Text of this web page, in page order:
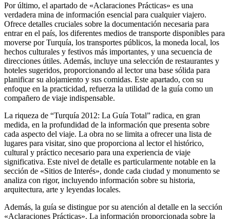
Por último, el apartado de «Aclaraciones Prácticas» es una
verdadera mina de información esencial para cualquier viajero.
Ofrece detalles cruciales sobre la documentación necesaria para
entrar en el país, los diferentes medios de transporte disponibles para
moverse por Turquía, los transportes públicos, la moneda local, los
hechos culturales y festivos más importantes, y una secuencia de
direcciones útiles. Además, incluye una selección de restaurantes y
hoteles sugeridos, proporcionando al lector una base sólida para
planificar su alojamiento y sus comidas. Este apartado, con su
enfoque en la practicidad, refuerza la utilidad de la guía como un
compañero de viaje indispensable.
La riqueza de “Turquía 2012: La Guía Total” radica, en gran
medida, en la profundidad de la información que presenta sobre
cada aspecto del viaje. La obra no se limita a ofrecer una lista de
lugares para visitar, sino que proporciona al lector el histórico,
cultural y práctico necesario para una experiencia de viaje
significativa. Este nivel de detalle es particularmente notable en la
sección de «Sitios de Interés», donde cada ciudad y monumento se
analiza con rigor, incluyendo información sobre su historia,
arquitectura, arte y leyendas locales.
Además, la guía se distingue por su atención al detalle en la sección
«Aclaraciones Prácticas». La información proporcionada sobre la